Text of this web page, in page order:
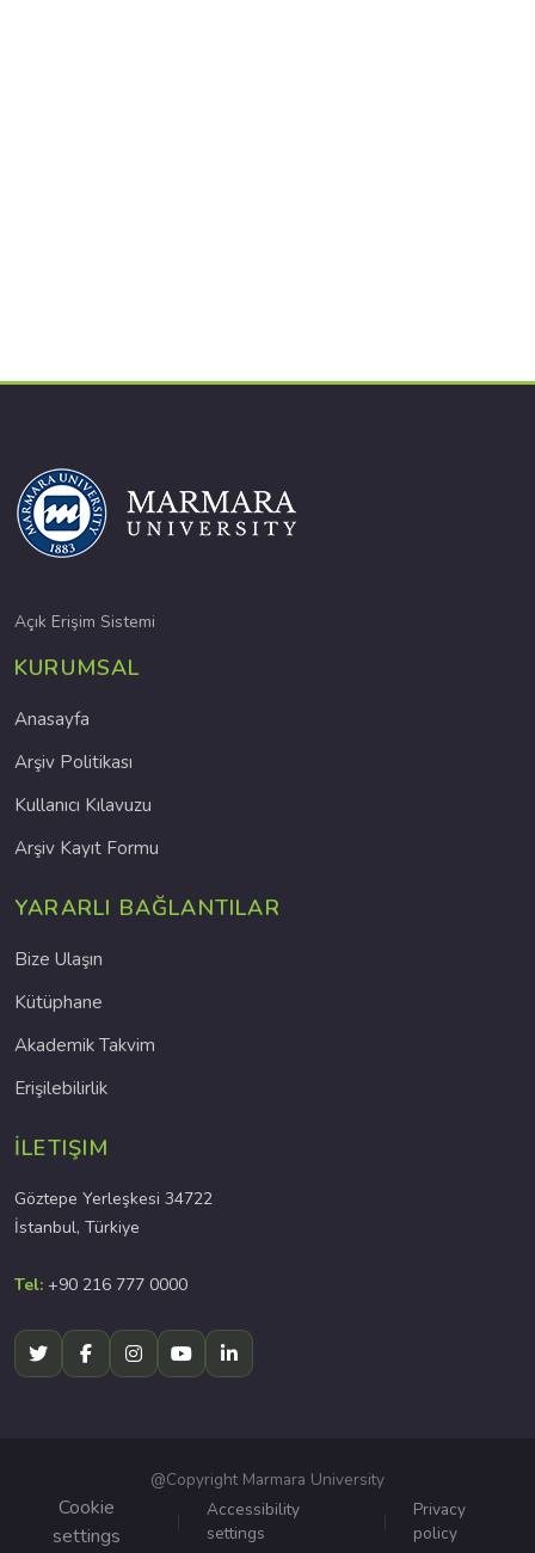
Açık Erişim Sistemi
KURUMSAL
Anasayfa
Arşiv Politikası
Kullanıcı Kılavuzu
Arşiv Kayıt Formu
YARARLI BAĞLANTILAR
Bize Ulaşın
Kütüphane
Akademik Takvim
Erişilebilirlik
İLETIŞIM
Göztepe Yerleşkesi 34722
İstanbul, Türkiye
Tel: +90 216 777 0000
@Copyright Marmara University
Cookie
settings
Accessibility
settings
Privacy
policy